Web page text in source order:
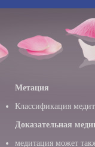
Метация
Классификация
Доказательная
медитация может